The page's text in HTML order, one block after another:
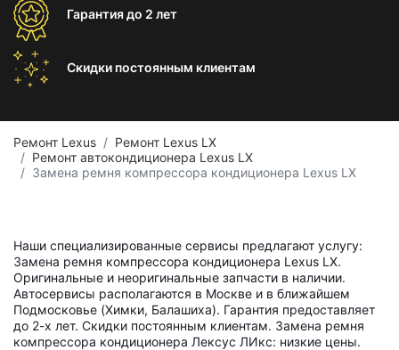
Гарантиядо 2 лет
Скидки постоянным клиентам
Ремонт Lexus
Ремонт Lexus LX
Ремонт автокондиционера Lexus LX
Замена ремня компрессора кондиционера Lexus LX
Наши специализированные сервисы предлагают услугу:
Замена ремня компрессора кондиционера Lexus LX.
Оригинальные и неоригинальные запчасти в наличии.
Автосервисы располагаются в Москве и в ближайшем
Подмосковье (Химки, Балашиха). Гарантия предоставляет
до 2-х лет. Скидки постоянным клиентам. Замена ремня
компрессора кондиционера Лексус ЛИкс: низкие цены.